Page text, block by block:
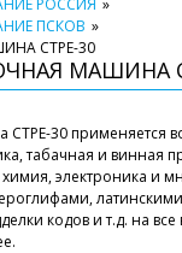
РОССИЯ »
ПСКОВ »
CTPE-30
МАШИНА
30 применяется
табачная и винная
электроника и
кодов и т.д. на все